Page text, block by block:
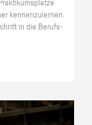
ken­nen­zu­ler­nen.
in die Be­rufs­